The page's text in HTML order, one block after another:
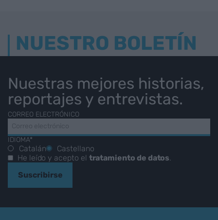
NUESTRO BOLETÍN
Nuestras mejores historias,
reportajes y entrevistas.
CORREO ELECTRÓNICO
IDIOMA*
Catalán
Castellano
He leído y acepto el tratamiento de datos.
Suscribirse